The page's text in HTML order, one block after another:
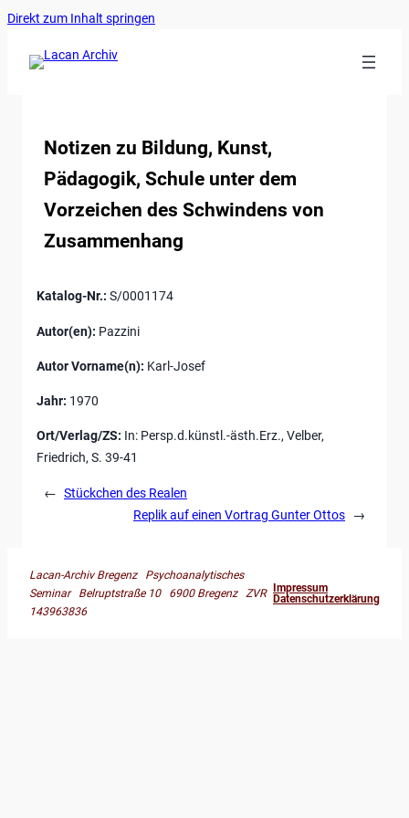
Direkt zum Inhalt springen
Notizen zu Bildung, Kunst,
Pädagogik, Schule unter dem
Vorzeichen des Schwindens von
Zusammenhang
Katalog-Nr.: S/0001174
Autor(en): Pazzini
Autor Vorname(n): Karl-Josef
Jahr: 1970
Ort/Verlag/ZS: In: Persp.d.künstl.-ästh.Erz., Velber,
Friedrich, S. 39-41
← Stückchen des Realen
Replik auf einen Vortrag Gunter Ottos
→
Lacan-Archiv Bregenz Psychoanalytisches
Seminar Belruptstraße 10 6900 Bregenz ZVR
143963836
Impressum
Datenschutzerklärung